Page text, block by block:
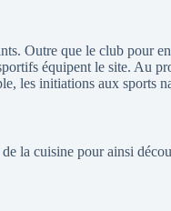
Outre que le club pour
équipent le site. Au
les initiations aux sports
la cuisine pour ainsi